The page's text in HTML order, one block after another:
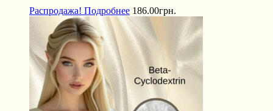
Распродажа! Подробнее 186.00грн.